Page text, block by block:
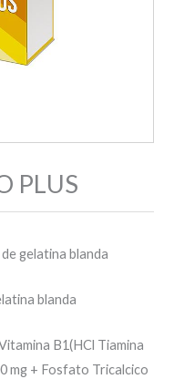
PLUS
gelatina blanda
blanda
B1(HCl Tiamina
mg + Fosfato Tricalcico